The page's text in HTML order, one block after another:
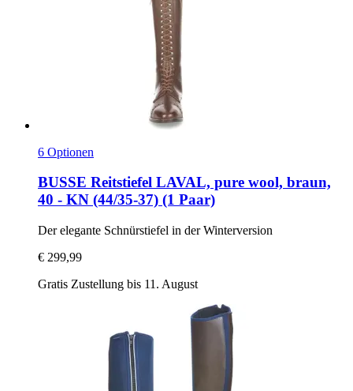
6 Optionen
BUSSE Reitstiefel LAVAL, pure wool, braun,
40 -​ KN (44/35-​37) (1 Paar)
Der elegante Schnürstiefel in der Winterversion
€ 299,99
Gratis Zustellung bis 11. August